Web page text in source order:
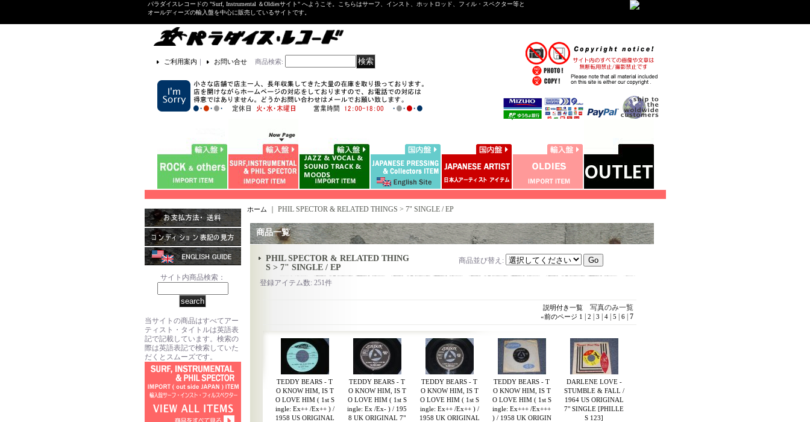
パラダイスレコードの "Surf, Instrumental ＆Oldiesサイト" へようこそ。こちらはサーフ、インスト、ホットロッド、フィル・スペクター等と
オールディーズの輸入盤を中心に販売しているサイトです。
ご利用案内 ｜ お問い合せ 商品検索:
サイト内商品検索：
当サイトの商品はすべてアー
ティスト・タイトルは英語表
記で記載しています。検索の
際は英語表記で検索していた
だくとスムーズです。
ホーム PHIL SPECTOR & RELATED THINGS > 7" SINGLE / EP
商品一覧
PHIL SPECTOR & RELATED THING
S > 7" SINGLE / EP
商品並び替え :
登録アイテム数:251件
説明付き一覧写真のみ一覧
«前のページ 1 2 3 4| 5 6| 7
TEDDY BEARS - T
O KNOW HIM, IS T
O LOVE HIM ( 1st S
ingle: Ex++ /Ex++ ) /
1958 US ORIGINAL
TEDDY BEARS - T
O KNOW HIM, IS T
O LOVE HIM ( 1st S
ingle: Ex /Ex- ) / 195
8 UK ORIGINAL 7"
TEDDY BEARS - T
O KNOW HIM, IS T
O LOVE HIM ( 1st S
ingle: Ex++ /Ex++ ) /
1958 UK ORIGINAL
TEDDY BEARS - T
O KNOW HIM, IS T
O LOVE HIM ( 1st S
ingle: Ex+++ /Ex+++
) / 1958 UK ORIGIN
DARLENE LOVE -
STUMBLE & FALL /
1964 US ORIGINAL
7" SINGLE [PHILLE
S 123]